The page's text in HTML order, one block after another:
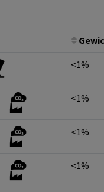
<1%
<1%
<1%
<1%